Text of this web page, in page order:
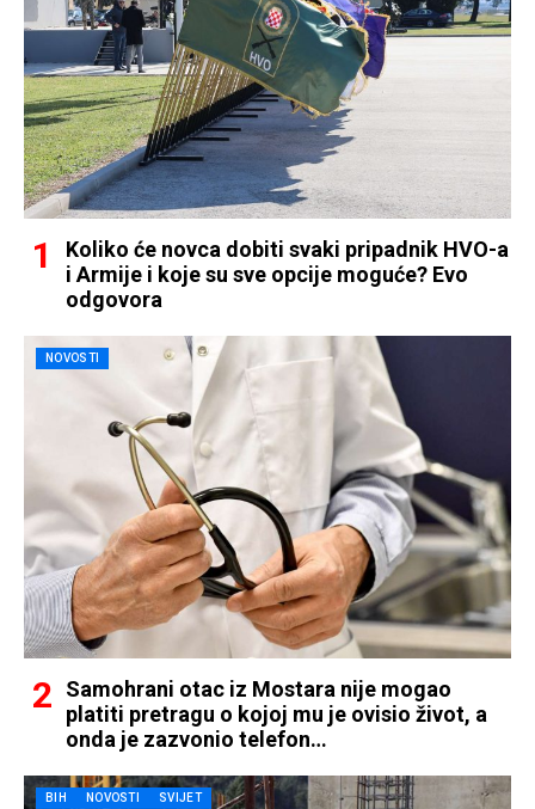
Koliko će novca dobiti svaki pripadnik HVO-a
i Armije i koje su sve opcije moguće? Evo
odgovora
NOVOSTI
Samohrani otac iz Mostara nije mogao
platiti pretragu o kojoj mu je ovisio život, a
onda je zazvonio telefon…
BIH NOVOSTI SVIJET